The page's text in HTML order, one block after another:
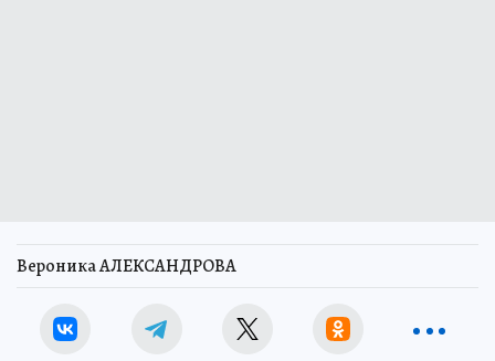
Вероника АЛЕКСАНДРОВА